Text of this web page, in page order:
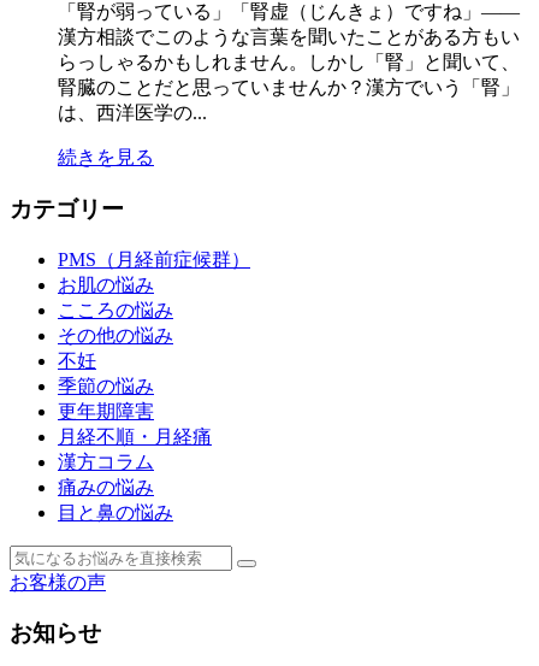
「腎が弱っている」「腎虚（じんきょ）ですね」——
漢方相談でこのような言葉を聞いたことがある方もい
らっしゃるかもしれません。しかし「腎」と聞いて、
腎臓のことだと思っていませんか？漢方でいう「腎」
は、西洋医学の...
続きを見る
カテゴリー
PMS（月経前症候群）
お肌の悩み
こころの悩み
その他の悩み
不妊
季節の悩み
更年期障害
月経不順・月経痛
漢方コラム
痛みの悩み
目と鼻の悩み
お客様の声
お知らせ